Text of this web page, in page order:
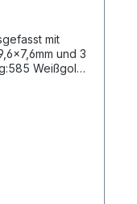
mit
und 3
Weißgold